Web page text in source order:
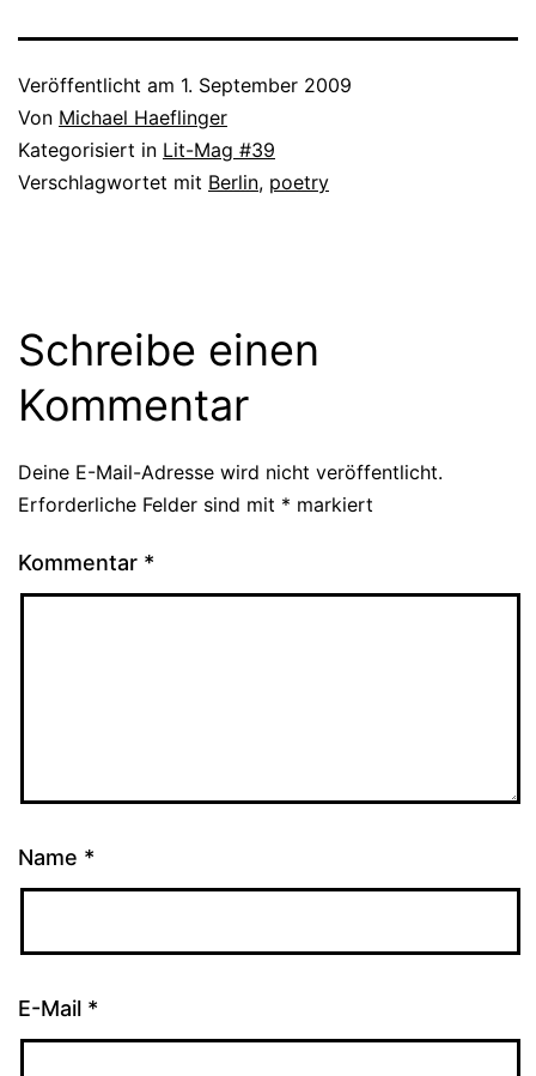
Veröffentlicht am 1. September 2009
Von Michael Haeflinger
Kategorisiert in Lit-Mag #39
Verschlagwortet mit Berlin, poetry
Schreibe einen
Kommentar
Deine E-Mail-Adresse wird nicht veröffentlicht.
Erforderliche Felder sind mit * markiert
Kommentar *
Name *
E-Mail *